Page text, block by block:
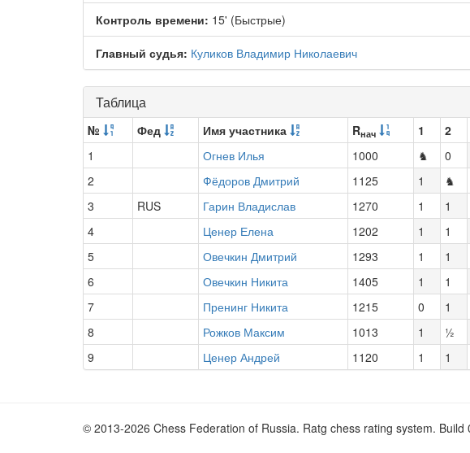
Контроль времени: 15' (Быстрые)
Главный судья: Куликов Владимир Николаевич
Таблица
№ Фед Имя участника Rнач 1 2
1
Огнев Илья 1000 ♞ 0
2
Фёдоров Дмитрий 1125 1 ♞
3
RUS Гарин Владислав 1270 1 1
4
Ценер Елена 1202 1 1
5
Овечкин Дмитрий 1293 1 1
6
Овечкин Никита 1405 1 1
7
Пренинг Никита 1215 0 1
8
Рожков Максим 1013 1 ½
9
Ценер Андрей 1120 1 1
© 2013-2026 Chess Federation of Russia. Ratg chess rating system. Build